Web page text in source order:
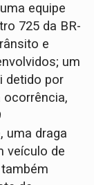
equipe
725 da BR-
e
um
detido por
uma draga
veículo de